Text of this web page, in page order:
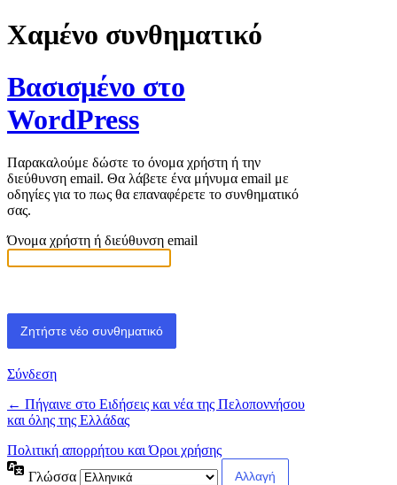
Χαμένο συνθηματικό
Βασισμένο στο
WordPress
Παρακαλούμε δώστε το όνομα χρήστη ή την
διεύθυνση email. Θα λάβετε ένα μήνυμα email με
οδηγίες για το πως θα επαναφέρετε το συνθηματικό
σας.
Όνομα χρήστη ή διεύθυνση email
Σύνδεση
← Πήγαινε στο Ειδήσεις και νέα της Πελοποννήσου
και όλης της Ελλάδας
Πολιτική απορρήτου και Όροι χρήσης
Γλώσσα